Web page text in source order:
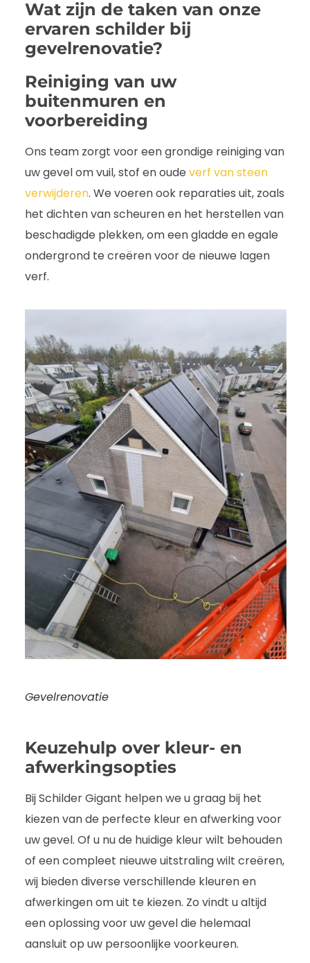
Wat zijn de taken van onze
ervaren schilder bij
gevelrenovatie?
Reiniging van uw
buitenmuren en
voorbereiding
Ons team zorgt voor een grondige reiniging van
uw gevel om vuil, stof en oude verf van steen
verwijderen. We voeren ook reparaties uit, zoals
het dichten van scheuren en het herstellen van
beschadigde plekken, om een gladde en egale
ondergrond te creëren voor de nieuwe lagen
verf.
Gevelrenovatie
Keuzehulp over kleur- en
afwerkingsopties
Bij Schilder Gigant helpen we u graag bij het
kiezen van de perfecte kleur en afwerking voor
uw gevel. Of u nu de huidige kleur wilt behouden
of een compleet nieuwe uitstraling wilt creëren,
wij bieden diverse verschillende kleuren en
afwerkingen om uit te kiezen. Zo vindt u altijd
een oplossing voor uw gevel die helemaal
aansluit op uw persoonlijke voorkeuren.